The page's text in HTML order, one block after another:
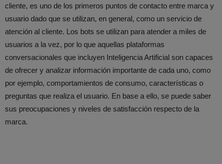
cliente, es uno de los primeros puntos de contacto entre marca y
usuario dado que se utilizan, en general, como un servicio de
atención al cliente. Los bots se utilizan para atender a miles de
usuarios a la vez, por lo que aquellas plataformas
conversacionales que incluyen Inteligencia Artificial son capaces
de ofrecer y analizar información importante de cada uno, como
por ejemplo, comportamientos de consumo, características o
preguntas que realiza el usuario. En base a ello, se puede saber
sus preocupaciones y niveles de satisfacción respecto de la
marca.